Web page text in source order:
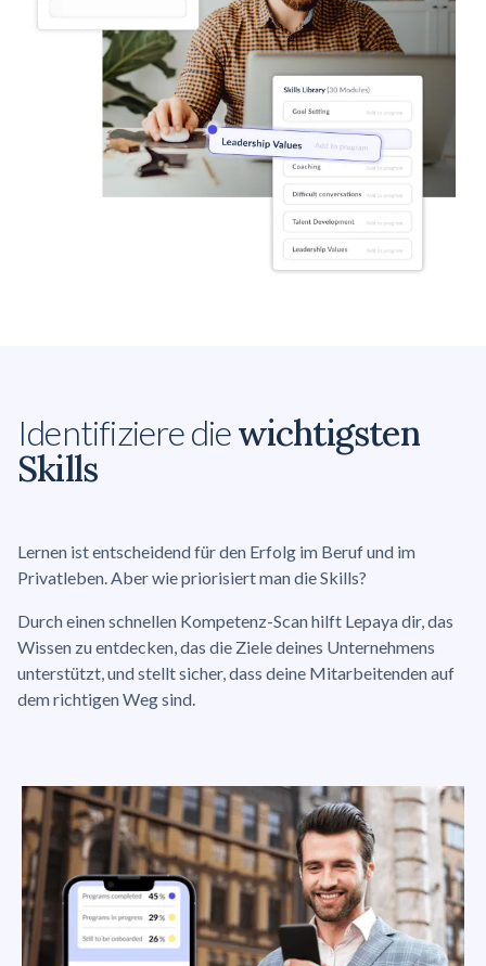
Identifiziere diewichtigsten
Skills
Lernen ist entscheidend für den Erfolg im Beruf und im
Privatleben. Aber wie priorisiert man die Skills?
Durch einen schnellen Kompetenz-Scan hilft Lepaya dir, das
Wissen zu entdecken, das die Ziele deines Unternehmens
unterstützt, und stellt sicher, dass deine Mitarbeitenden auf
dem richtigen Weg sind.